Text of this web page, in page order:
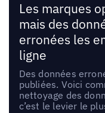
Les marques
mais des
erronées les
ligne
Des données
publiées. Voici
nettoyage des
c’est le levier le